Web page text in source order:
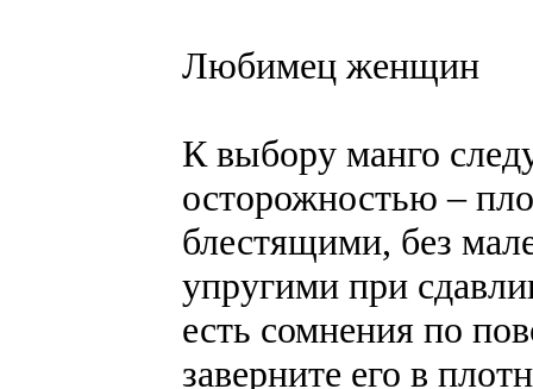
Любимец женщин
К выбору манго
осторожностью –
блестящими, без
упругими при
есть сомнения по
заверните его в